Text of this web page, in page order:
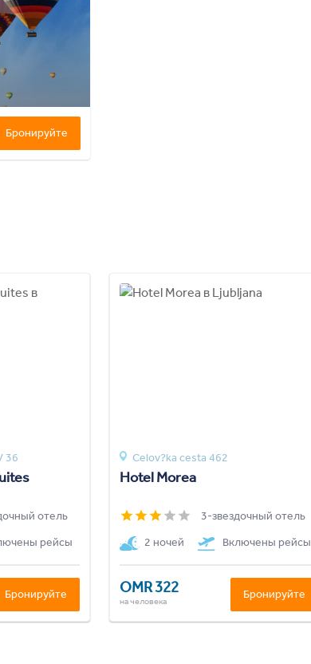
Бронируйте
36
отель
рейсы
Бронируйте
Celov?ka cesta 462
Hotel Morea
3-звездочный отель
2 ночей
Включены рейсы
OMR 322
на человека
Бронируйте